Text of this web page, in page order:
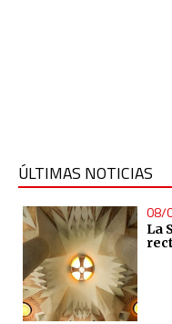
ÚLTIMAS NOTICIAS
08/
La